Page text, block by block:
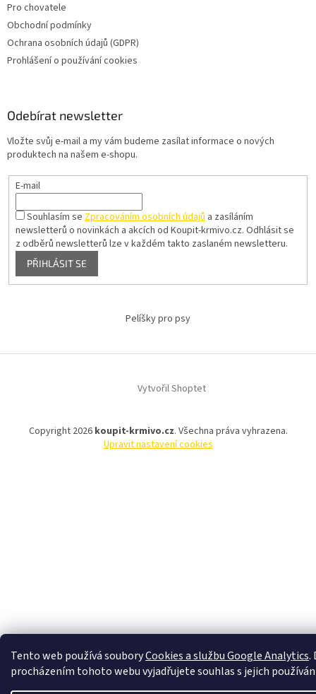
Tento web používá souboryCookies a službu Google Analytics.
procházením tohoto webu vyjadřujete souhlas s jejich
Pro chovatele
Obchodní podmínky
Ochrana osobních údajů (GDPR)
Prohlášení o používání cookies
Odebírat newsletter
Vložte svůj e-mail a my vám budeme zasílat informace o nových
produktech na našem e-shopu.
E-mail
Souhlasím seZpracováním osobních údajůa zasíláním
newsletterů o novinkách a akcích od Koupit-krmivo.cz. Odhlásit se
z odběrů newsletterů lze v každém takto zaslaném newsletteru.
PŘIHLÁSIT SE
Pelíšky pro psy
Vytvořil Shoptet
Copyright 2026 koupit-krmivo.cz. Všechna práva vyhrazena.
Upravit nastavení cookies